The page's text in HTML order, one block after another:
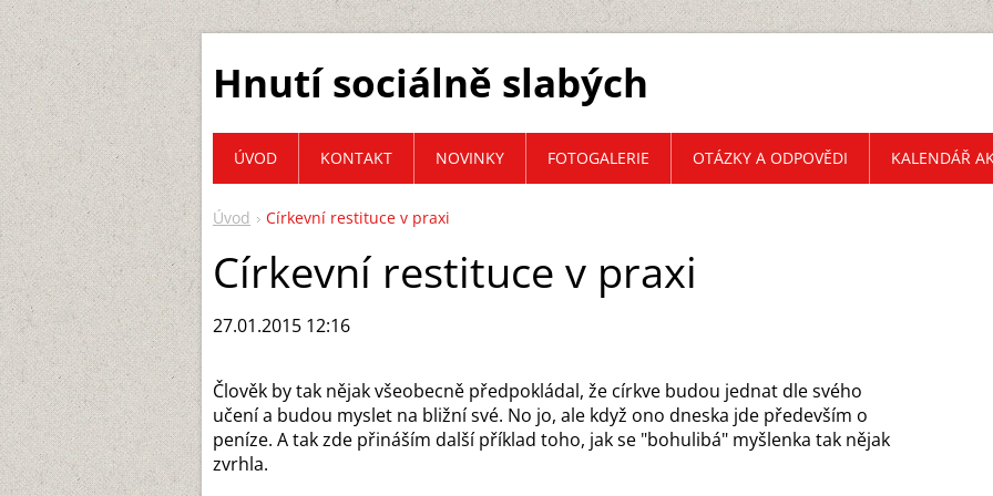
Hnutí sociálně slabých
Úvod Církevní restituce v praxi
Církevní restituce v praxi
27.01.2015 12:16
Člověk by tak nějak všeobecně předpokládal, že církve budou jednat dle svého
učení a budou myslet na bližní své. No jo, ale když ono dneska jde především o
peníze. A tak zde přináším další příklad toho, jak se "bohulibá" myšlenka tak nějak
zvrhla.
ÚVOD KONTAKT NOVINKY FOTOGALERIE OTÁZKY A ODPOVĚDI KALENDÁŘ